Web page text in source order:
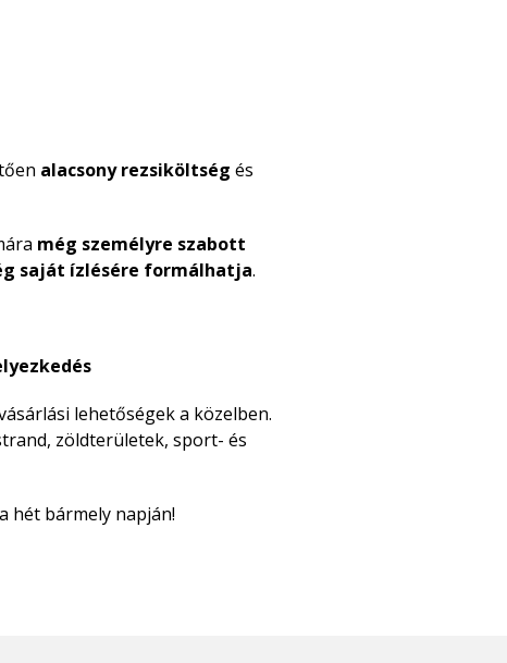
alacsony rezsiköltség és
még személyre szabott
saját ízlésére formálhatja.
lehetőségek a közelben.
zöldterületek, sport- és
hét bármely napján!